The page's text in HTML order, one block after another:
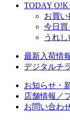
TODAY O!K
お買い
今日買
うれ
最新入荷情
デジタルチ
お知らせ・
店舗情報／
お問い合わ